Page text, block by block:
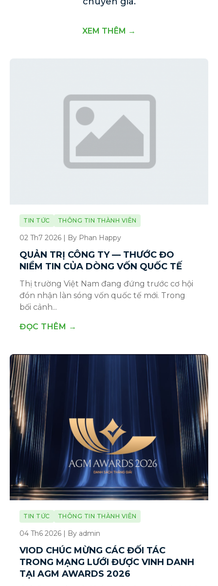
XEM THÊM →
TIN TỨC THÔNG TIN THÀNH VIÊN
02 Th7 2026 | By Phan Happy
QUẢN TRỊ CÔNG TY — THƯỚC ĐO
NIỀM TIN CỦA DÒNG VỐN QUỐC TẾ
Thị trường Việt Nam đang đứng trước cơ hội
đón nhận làn sóng vốn quốc tế mới. Trong
bối cảnh...
ĐỌC THÊM →
TIN TỨC THÔNG TIN THÀNH VIÊN
04 Th6 2026 | By admin
VIOD CHÚC MỪNG CÁC ĐỐI TÁC
TRONG MẠNG LƯỚI ĐƯỢC VINH DANH
TẠI AGM AWARDS 2026